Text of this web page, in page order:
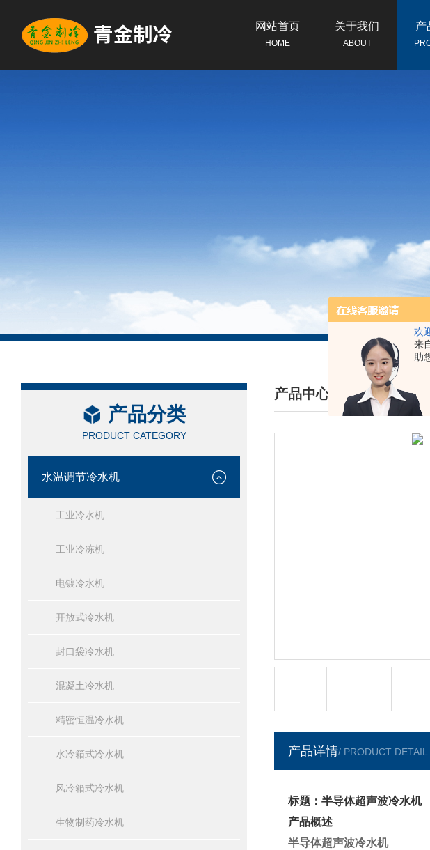
欢
来
助
网站首页
HOME
关于我们
ABOUT
产
产品分类
PRODUCT CATEGORY
水温调节冷水机
工业冷水机
工业冷冻机
电镀冷水机
开放式冷水机
封口袋冷水机
混凝土冷水机
精密恒温冷水机
水冷箱式冷水机
风冷箱式冷水机
生物制药冷水机
产品中心
/ PRODUCTS CENTER
产品详情/ PRODUCT DETAIL
标题：半导体超声波冷水机
产品概述
半导体超声波冷水机